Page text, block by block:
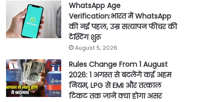
WhatsApp Age
Verification:भारत में WhatsApp
की नई पहल, उम्र सत्यापन फीचर की
टेस्टिंग शुरू
August 5, 2026
Rules Change From 1 August
2026: 1 अगस्त से बदलेंगे कई अहम
नियम, LPG से EMI और तत्काल
टिकट तक जानें क्या होगा असर